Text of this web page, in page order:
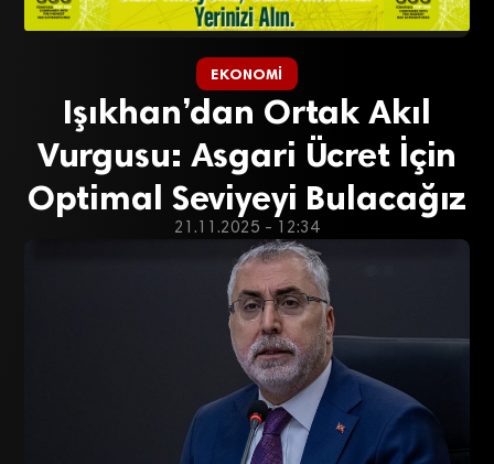
EKONOMI
Işıkhan’dan Ortak Akıl
Vurgusu: Asgari Ücret İçin
Optimal Seviyeyi Bulacağız
21.11.2025 - 12:34